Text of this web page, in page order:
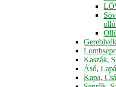
Gereblyék
Kaszák,
Ásó,
Kapa,